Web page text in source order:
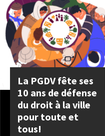
La PGDV fête ses
10 ans de défense
du droit à la ville
pour toute et
tous!